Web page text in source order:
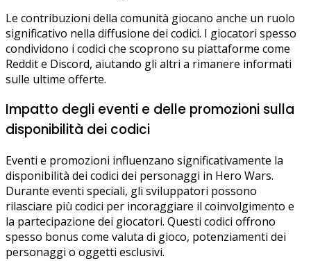
Le contribuzioni della comunità giocano anche un ruolo
significativo nella diffusione dei codici. I giocatori spesso
condividono i codici che scoprono su piattaforme come
Reddit e Discord, aiutando gli altri a rimanere informati
sulle ultime offerte.
Impatto degli eventi e delle promozioni sulla
disponibilità dei codici
Eventi e promozioni influenzano significativamente la
disponibilità dei codici dei personaggi in Hero Wars.
Durante eventi speciali, gli sviluppatori possono
rilasciare più codici per incoraggiare il coinvolgimento e
la partecipazione dei giocatori. Questi codici offrono
spesso bonus come valuta di gioco, potenziamenti dei
personaggi o oggetti esclusivi.